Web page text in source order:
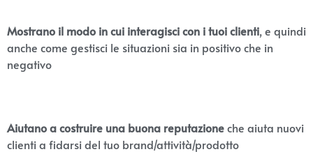
Mostrano il modo in cui interagisci con i tuoi clienti, e quindi
anche come gestisci le situazioni sia in positivo che in
negativo
Aiutano a costruire una buona reputazioneche aiuta nuovi
clienti a fidarsi del tuo brand/attività/prodotto